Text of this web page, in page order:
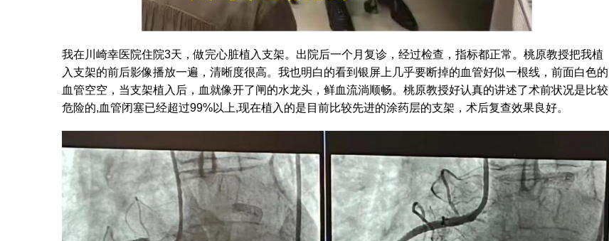
我在川崎幸医院住院3天，做完心脏植入支架。出院后一个月复诊，经过检查，指标都正常。桃原教授把我植
入支架的前后影像播放一遍，清晰度很高。我也明白的看到银屏上几乎要断掉的血管好似一根线，前面白色的
血管空空，当支架植入后，血就像开了闸的水龙头，鲜血流淌顺畅。桃原教授好认真的讲述了术前状况是比较
危险的,血管闭塞已经超过99%以上,现在植入的是目前比较先进的涂药层的支架，术后复查效果良好。